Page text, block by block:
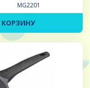
MG2201